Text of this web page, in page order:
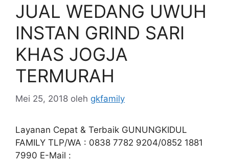
JUAL WEDANG UWUH
INSTAN GRIND SARI
KHAS JOGJA
TERMURAH
Mei 25, 2018 oleh gkfamily
Layanan Cepat & Terbaik GUNUNGKIDUL
FAMILY TLP/WA : 0838 7782 9204/0852 1881
7990 E-Mail :